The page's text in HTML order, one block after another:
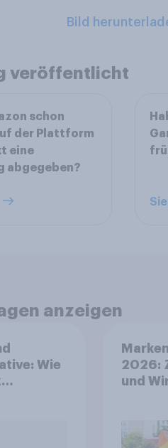
Bild
veröffentlicht
schon
der Plattform
eine
abgegeben?
anzeigen
Wie
2026:
und